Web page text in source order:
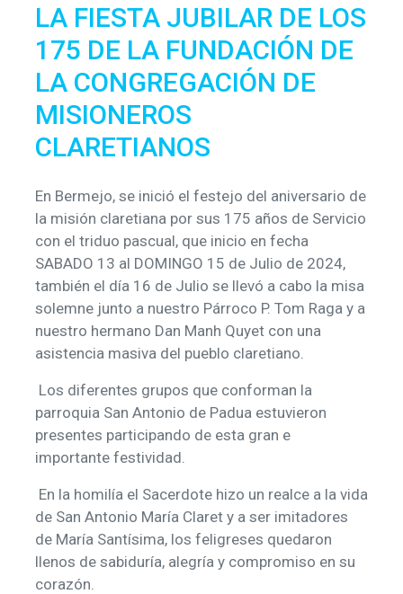
LA FIESTA JUBILAR DE LOS
175 DE LA FUNDACIÓN DE
LA CONGREGACIÓN DE
MISIONEROS
CLARETIANOS
En Bermejo, se inició el festejo del aniversario de
la misión claretiana por sus 175 años de Servicio
con el triduo pascual, que inicio en fecha
SABADO 13 al DOMINGO 15 de Julio de 2024,
también el día 16 de Julio se llevó a cabo la misa
solemne junto a nuestro Párroco P. Tom Raga y a
nuestro hermano Dan Manh Quyet con una
asistencia masiva del pueblo claretiano.
Los diferentes grupos que conforman la
parroquia San Antonio de Padua estuvieron
presentes participando de esta gran e
importante festividad.
En la homilía el Sacerdote hizo un realce a la vida
de San Antonio María Claret y a ser imitadores
de María Santísima, los feligreses quedaron
llenos de sabiduría, alegría y compromiso en su
corazón.